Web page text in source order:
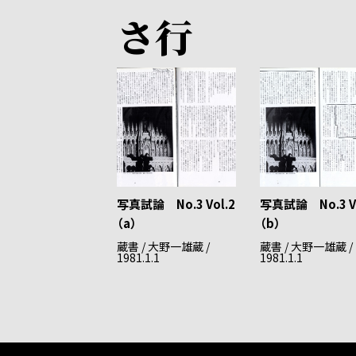
さ行
写真試論 No.3 Vol.2
（a）
蔵書 / 大野一雄蔵 /
1981.1.1
写真試論 No.3
（b）
蔵書 / 大野一雄蔵 /
1981.1.1